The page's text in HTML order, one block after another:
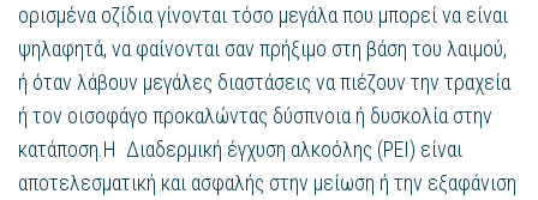
ορισμένα οζίδια γίνονται τόσο μεγάλα που μπορεί να είναι
ψηλαφητά, να φαίνονται σαν πρήξιμο στη βάση του λαιμού,
ή όταν λάβουν μεγάλες διαστάσεις να πιέζουν την τραχεία
ή τον οισοφάγο προκαλώντας δύσπνοια ή δυσκολία στην
κατάποση.Η Διαδερμική έγχυση αλκοόλης (PEI) είναι
αποτελεσματική και ασφαλής στην μείωση ή την εξαφάνιση